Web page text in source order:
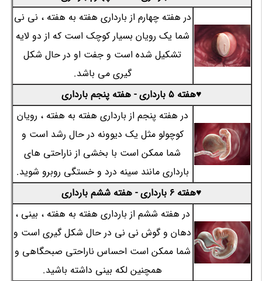
در هفته چهارم از بارداری هفته به هفته ، نی نی
شما یک رویان بسیار کوچک است که از دو لایه
تشکیل شده است و جفت او در حال شکل
گیری می باشد.
♥هفته 5 بارداری - هفته پنجم بارداری
در هفته پنجم از بارداری هفته به هفته ، رویان
کوچولو مثل یک دیوونه در حال رشد است و
شما ممکن است با بخشی از ناراحتی های
بارداری مانند سینه درد و خستگی روبرو شوید.
♥هفته 6 بارداری - هفته ششم بارداری
در هفته ششم از بارداری هفته به هفته ، بینی ،
دهان و گوش نی نی در حال شکل گیری است و
شما ممکن است احساس ناراحتی صبحگاهی و
همچنین لکه بینی داشته باشید.